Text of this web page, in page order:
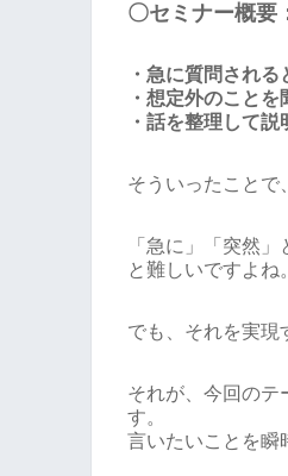
〇セミナー概要
・急に質問され
・想定外のこと
・話を整理して
そういったことで
「急に」「突然
と難しいですよね。
でも、それを実現
それが、今回のテ
す。
言いたいことを瞬